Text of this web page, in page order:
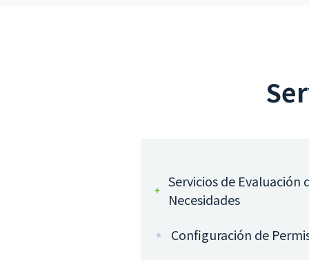
Servicios de Evaluación
Necesidades
Configuración de